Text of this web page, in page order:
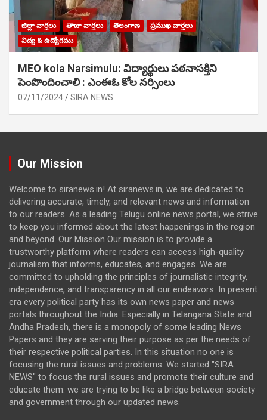
జిల్లా వార్తలు తాజా వార్తలు తెలంగాణ
ప్రముఖ వార్తలు
విద్య & ఉద్యోగము
MEO kola Narsimulu: విద్యార్థులు పఠ‌నాసక్తిని
పెంపొందించాలి : ఎంఈఓ కోల నర్సింలు
07/11/2024 SIRA NEWS
Our Mission
Welcome to siranews.in! At siranews.in, we are dedicated to
delivering accurate, timely, and relevant news and information
to our readers. As a leading Telugu online news portal, we strive
to keep you informed about the latest happenings in the region
and beyond. Our Mission Our mission is to provide a
trustworthy platform where readers can access high-quality
journalism that informs, educates, and engages. We are
committed to upholding the principles of journalistic integrity,
independence, and transparency in all our endeavors. In present
era every political party has its own news paper and news
portals throughout the India. Especially in Telangana State and
Andha Pradesh, there is a monopoly of some leading News
Papers and they are serving their purpose as per the needs of
their respective political parties. In this situation no one is
focusing the rural issues and problems. We started "SIRA
NEWS" to focus the rural issues and promote their culture and
educate them. we are trying to be like a bridge between society
and government through our updated news.